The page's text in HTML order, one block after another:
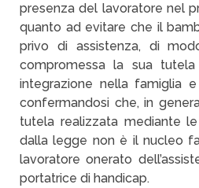
presenza del lavoratore nel
quanto ad evitare che il
privo di assistenza, di
compromessa la sua
integrazione nella famiglia
confermandosi che, in
tutela realizzata mediante
dalla legge non è il nucleo
lavoratore onerato
portatrice di handicap.